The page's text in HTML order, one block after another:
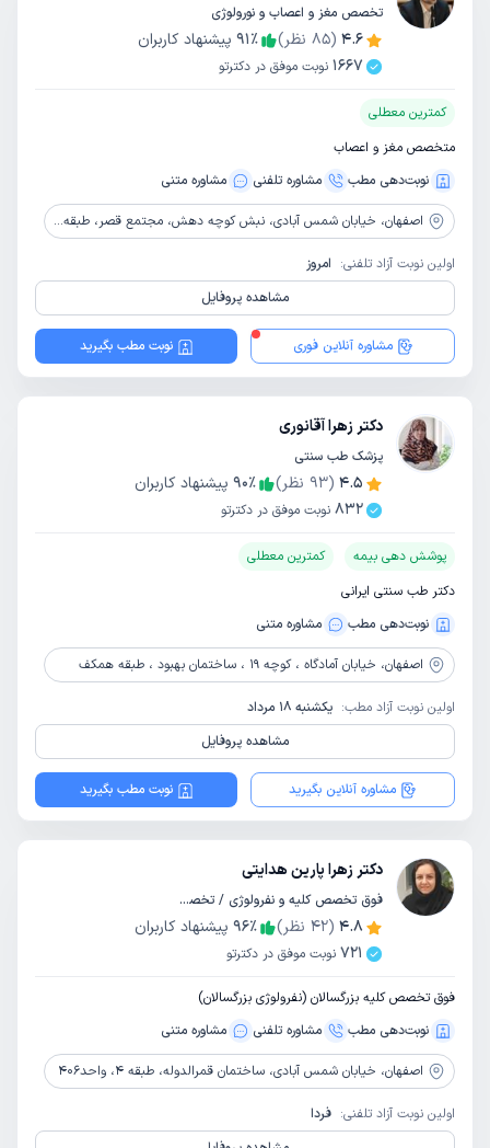
تخصص مغز و اعصاب و نورولوژی
4.6
(
85 نظر) 91٪
پیشنهاد کاربران
1667 نوبت موفق در دکترتو
کمترین معطلی
متخصص مغز و اعصاب
نوبت‌دهی مطب
مشاوره‌ تلفنی مشاوره‌ متنی
اصفهان، خیابان شمس آبادی، نبش کوچه دهش، مجتمع قصر، طبقه 4
اولین نوبت آزاد تلفنی: امروز
مشاهده پروفایل
مشاوره آنلاین فوری نوبت مطب بگیرید
دکتر زهرا آقانوری
پزشک طب سنتی
4.5
(
93 نظر) 90٪
پیشنهاد کاربران
832 نوبت موفق در دکترتو
پوشش دهی بیمه
کمترین معطلی
دکتر طب سنتی ایرانی
نوبت‌دهی مطب
مشاوره‌ متنی
اصفهان، خیابان آمادگاه ، کوچه 19 ، ساختمان بهبود ، طبقه همکف
اولین نوبت آزاد مطب: یکشنبه 18 مرداد
مشاهده پروفایل
مشاوره آنلاین بگیرید نوبت مطب بگیرید
دکتر زهرا پارین هدایتی
فوق تخصص کلیه و نفرولوژی / تخصص داخلی
4.8
(
42 نظر) 96٪
پیشنهاد کاربران
721 نوبت موفق در دکترتو
فوق تخصص کلیه بزرگسالان (نفرولوژی بزرگسالان)
نوبت‌دهی مطب
مشاوره‌ تلفنی مشاوره‌ متنی
اصفهان، خیابان شمس آبادی، ساختمان قمرالدوله، طبقه 4، واحد406
اولین نوبت آزاد تلفنی: فردا